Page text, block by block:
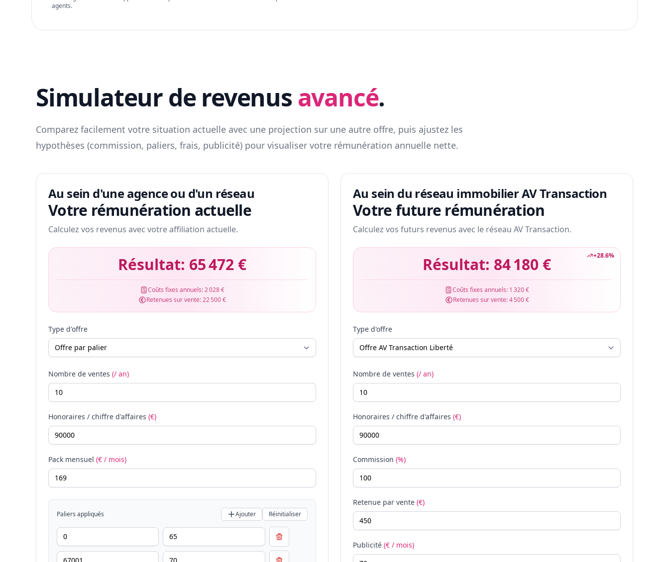
agents.
Simulateur de revenus avancé.
Comparez facilement votre situation actuelle avec une projection sur une autre offre, puis ajustez les
hypothèses (commission, paliers, frais, publicité) pour visualiser votre rémunération annuelle nette.
Au sein d'une agence ou d'un réseau
Votre rémunération actuelle
Calculez vos revenus avec votre affiliation actuelle.
Résultat: 65 472 €
Coûts fixes annuels:2 028 €
Retenues sur vente:22 500 €
Type d'offre
Nombre de ventes (/ an)
Honoraires / chiffre d'affaires (€)
Pack mensuel (€ / mois)
Paliers appliqués Ajouter Réinitialiser
Au sein du réseau immobilier AV Transaction
Votre future rémunération
Calculez vos futurs revenus avec le réseau AV Transaction.
+28.6%
Résultat: 84 180 €
Coûts fixes annuels: 1 320 €
Retenues sur vente:4 500 €
Type d'offre
Nombre de ventes (/ an)
Honoraires / chiffre d'affaires (€)
Commission (%)
Retenue par vente (€)
Publicité (€ / mois)